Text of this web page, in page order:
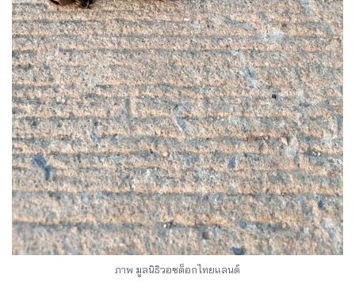
ภาพ มูลนิธิวอชด็อกไทยแลนด์